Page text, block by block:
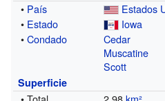
• País
Estados
• Estado
Iowa
•Condado
Cedar
Muscatine
Scott
Superficie